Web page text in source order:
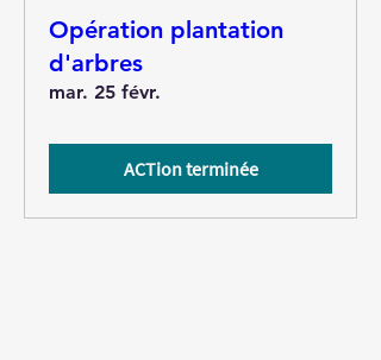
Opération plantation
d'arbres
mar. 25 févr.
ACTion terminée